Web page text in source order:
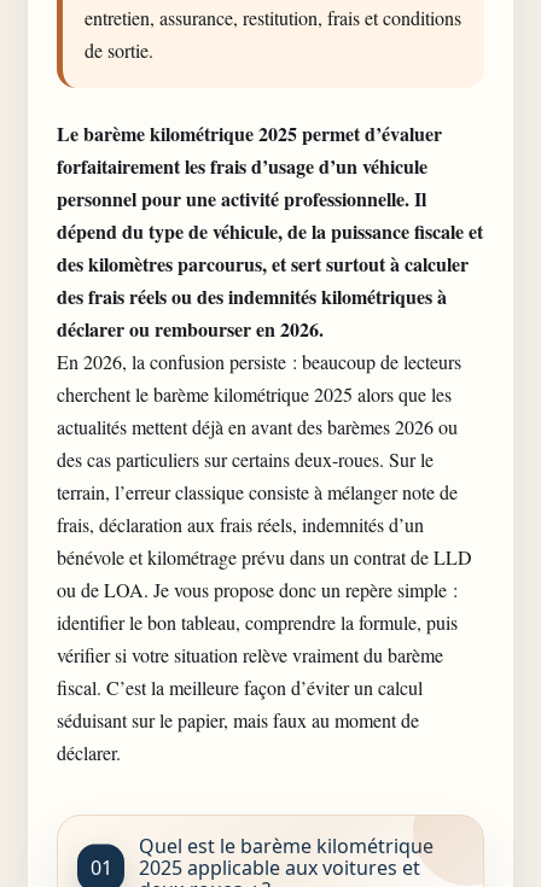
entretien, assurance, restitution, frais et conditions
de sortie.
Le barème kilométrique 2025 permet d’évaluer
forfaitairement les frais d’usage d’un véhicule
personnel pour une activité professionnelle. Il
dépend du type de véhicule, de la puissance fiscale et
des kilomètres parcourus, et sert surtout à calculer
des frais réels ou des indemnités kilométriques à
déclarer ou rembourser en 2026.
En 2026, la confusion persiste : beaucoup de lecteurs
cherchent le barème kilométrique 2025 alors que les
actualités mettent déjà en avant des barèmes 2026 ou
des cas particuliers sur certains deux-roues. Sur le
terrain, l’erreur classique consiste à mélanger note de
frais, déclaration aux frais réels, indemnités d’un
bénévole et kilométrage prévu dans un contrat de LLD
ou de LOA. Je vous propose donc un repère simple :
identifier le bon tableau, comprendre la formule, puis
vérifier si votre situation relève vraiment du barème
fiscal. C’est la meilleure façon d’éviter un calcul
séduisant sur le papier, mais faux au moment de
déclarer.
Quel est le barème kilométrique
2025 applicable aux voitures et